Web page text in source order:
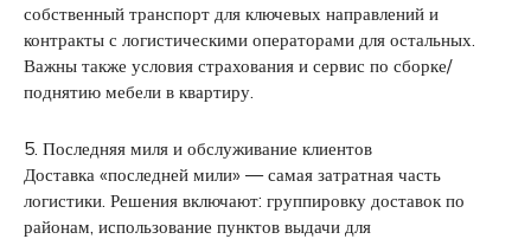
собственный транспорт для ключевых направлений и
контракты с логистическими операторами для остальных.
Важны также условия страхования и сервис по сборке/
поднятию мебели в квартиру.
5. Последняя миля и обслуживание клиентов
Доставка «последней мили» — самая затратная часть
логистики. Решения включают: группировку доставок по
районам, использование пунктов выдачи для